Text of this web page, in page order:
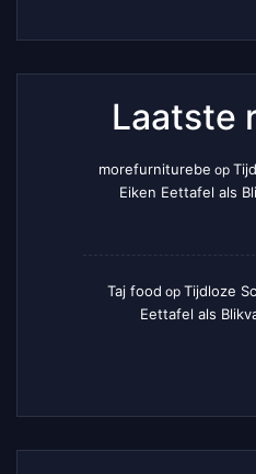
Laatste
morefurniturebe op
Eiken Eettafel als
Taj food op Tijdloze
Eettafel als